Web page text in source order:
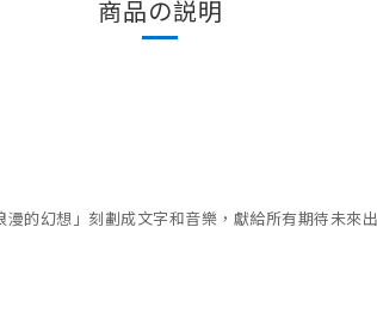
商品の説明
的幻想」刻劃成文字和音樂，獻給所有期待未來